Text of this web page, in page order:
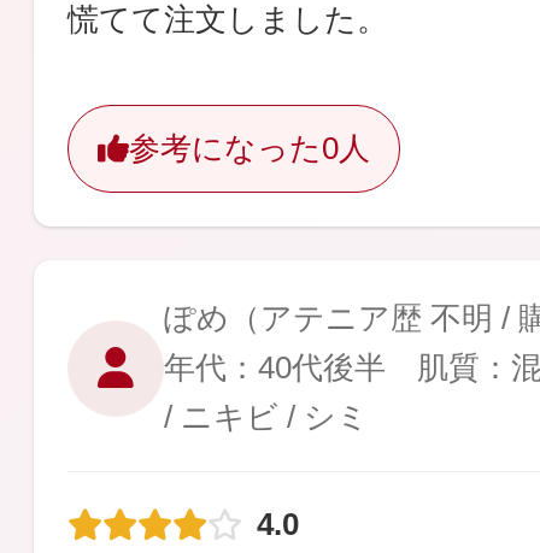
慌てて注文しました。
参考になった0人
ぽめ （アテニア歴 不明 /
年代：40代後半 肌質：
/ ニキビ / シミ
4.0